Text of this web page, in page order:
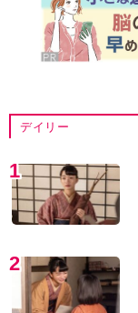
デイリー
1
2